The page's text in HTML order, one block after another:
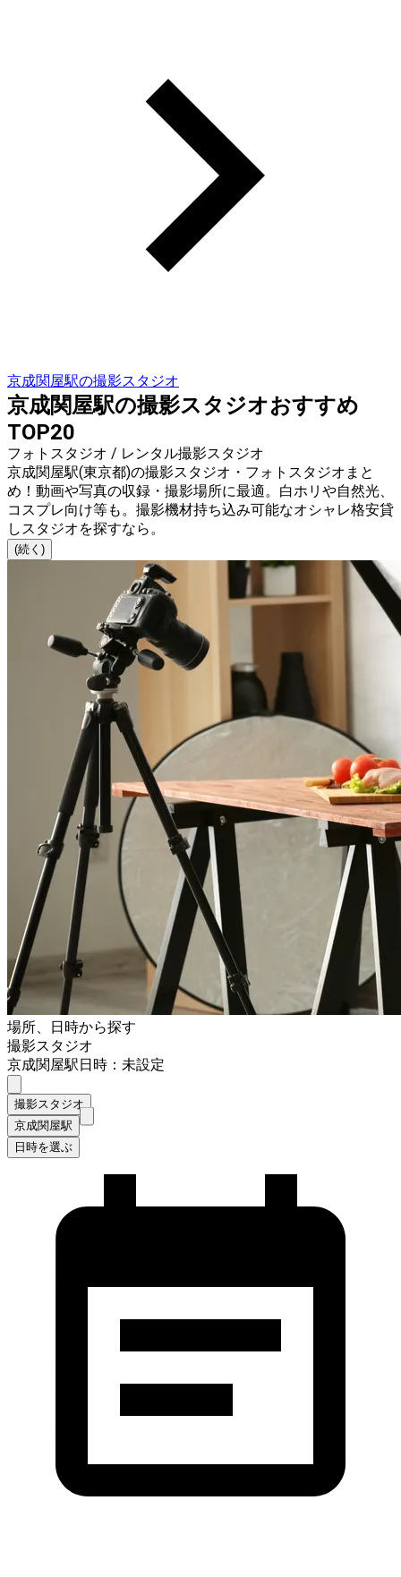
京成関屋駅の撮影スタジオ
京成関屋駅の撮影スタジオおすすめ
TOP20
フォトスタジオ / レンタル撮影スタジオ
京成関屋駅(東京都)の撮影スタジオ・フォトスタジオまと
め！動画や写真の収録・撮影場所に最適。白ホリや自然光、
コスプレ向け等も。撮影機材持ち込み可能なオシャレ格安貸
しスタジオを探すなら。
(続く)
場所、日時から探す
撮影スタジオ
京成関屋駅日時：未設定
撮影スタジオ
京成関屋駅
日時を選ぶ